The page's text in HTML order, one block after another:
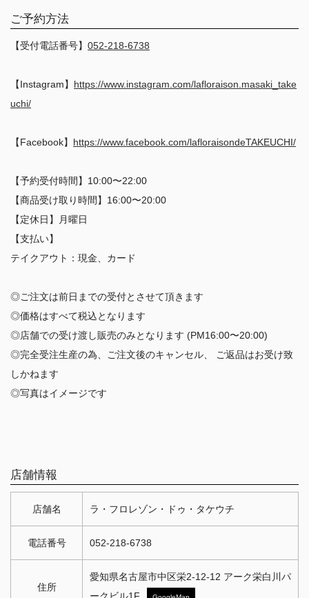
ご予約方法
【受付電話番号】 052-218-6738
【Instagram】 https://www.instagram.com/lafloraison.masaki_take
uchi/
【Facebook】 https://www.facebook.com/lafloraisondeTAKEUCHI/
【予約受付時間】10:00〜22:00
【商品受け取り時間】16:00〜20:00
【定休日】月曜日
【支払い】
テイクアウト：現金、カード
◎ご注文は前日までの受付とさせて頂きます
◎価格はすべて税込となります
◎店舗での受け渡し販売のみとなります (PM16:00〜20:00)
◎完全受注生産の為、ご注文後のキャンセル、 ご返品はお受け致
しかねます
◎写真はイメージです
店舗情報
店舗名 ラ・フロレゾン・ドゥ・タケウチ
電話番号 052-218-6738
住所
愛知県名古屋市中区栄2-12-12 アーク栄白川パ